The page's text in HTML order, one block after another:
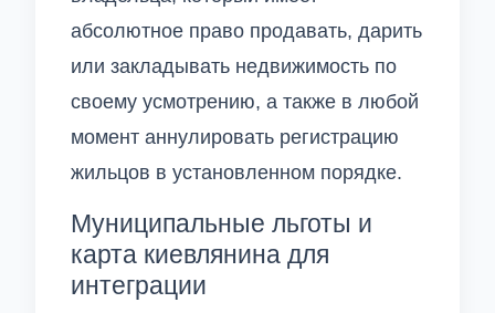
абсолютное право продавать, дарить
или закладывать недвижимость по
своему усмотрению, а также в любой
момент аннулировать регистрацию
жильцов в установленном порядке.
Муниципальные льготы и
карта киевлянина для
интеграции